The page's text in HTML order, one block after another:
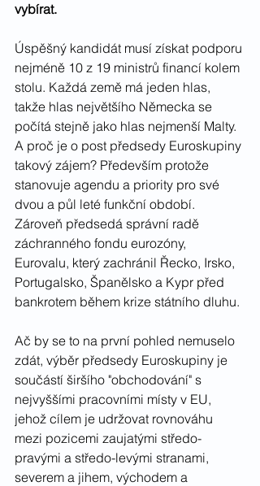
vybírat.
Úspěšný kandidát musí získat podporu
nejméně 10 z 19 ministrů financí kolem
stolu. Každá země má jeden hlas,
takže hlas největšího Německa se
počítá stejně jako hlas nejmenší Malty.
A proč je o post předsedy Euroskupiny
takový zájem? Především protože
stanovuje agendu a priority pro své
dvou a půl leté funkční období.
Zároveň předsedá správní radě
záchranného fondu eurozóny,
Eurovalu, který zachránil Řecko, Irsko,
Portugalsko, Španělsko a Kypr před
bankrotem během krize státního dluhu.
Ač by se to na první pohled nemuselo
zdát, výběr předsedy Euroskupiny je
součástí širšího "obchodování" s
nejvyššími pracovními místy v EU,
jehož cílem je udržovat rovnováhu
mezi pozicemi zaujatými středo-
pravými a středo-levými stranami,
severem a jihem, východem a